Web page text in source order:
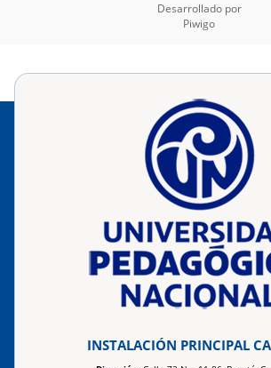
Desarrollado por
Piwigo
INSTALACIÓN PRINCIPAL